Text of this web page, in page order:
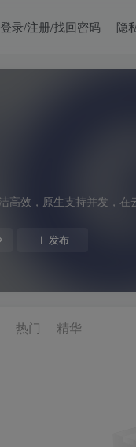
登录/注册/找回密码 隐
高效，原生支持并发，在
发布
热门 精华